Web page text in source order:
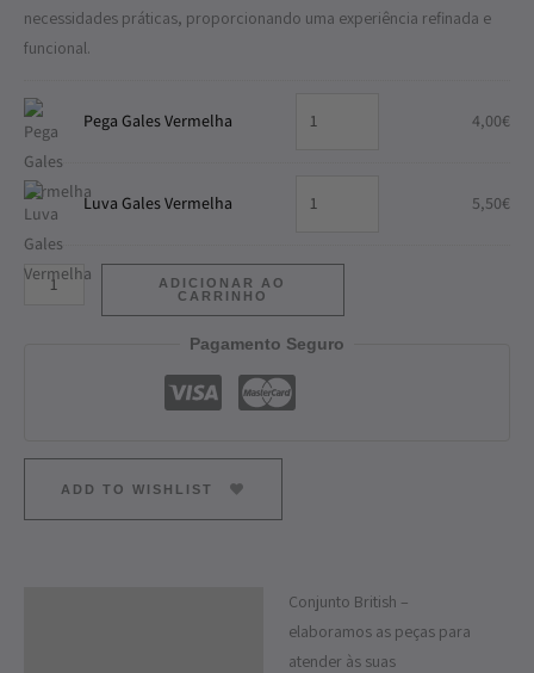
necessidades práticas, proporcionando uma experiência refinada e
funcional.
Pega Gales Vermelha 4,00€
Luva Gales Vermelha 5,50€
ADICIONAR AO
CARRINHO
Pagamento Seguro
ADD TO WISHLIST
Conjunto British –
elaboramos as peças para
atender às suas